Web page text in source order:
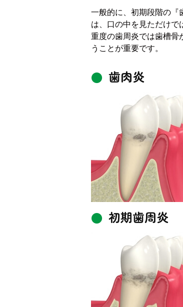
薬師寺歯科・矯正歯科
WEB予約
WEB予約
初めての方・定期検診の方
一般的に、初期段階の『
は、口の中を見ただけで
重度の歯周炎では歯槽骨
うことが重要です。
歯肉炎
初期歯周炎